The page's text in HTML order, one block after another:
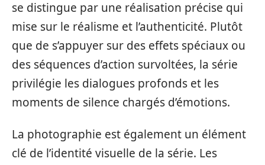
se distingue par une réalisation précise qui
mise sur le réalisme et l’authenticité. Plutôt
que de s’appuyer sur des effets spéciaux ou
des séquences d’action survoltées, la série
privilégie les dialogues profonds et les
moments de silence chargés d’émotions.
La photographie est également un élément
clé de l’identité visuelle de la série. Les